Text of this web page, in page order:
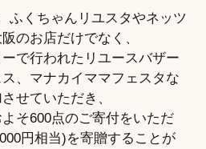
ふくちゃんリユスタやネッツ
のお店だけでなく、
で行われたリユースバザー
、マナカイママフェスタな
せていただき、
そ600点のご寄付をいただ
円相当)を寄贈することが